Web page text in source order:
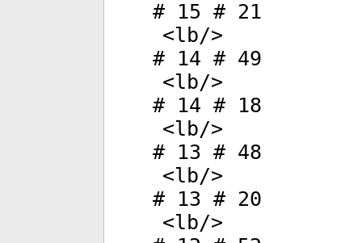
# 15 # 21
<lb/>
# 14 # 49
<lb/>
# 14 # 18
<lb/>
# 13 # 48
<lb/>
# 13 # 20
<lb/>